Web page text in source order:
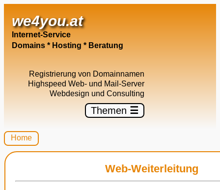
we4you.at
Internet-Service
Domains * Hosting * Beratung
Registrierung von Domainnamen
Highspeed Web- und Mail-Server
Webdesign und Consulting
Themen ☰
Home
Web-Weiterleitung